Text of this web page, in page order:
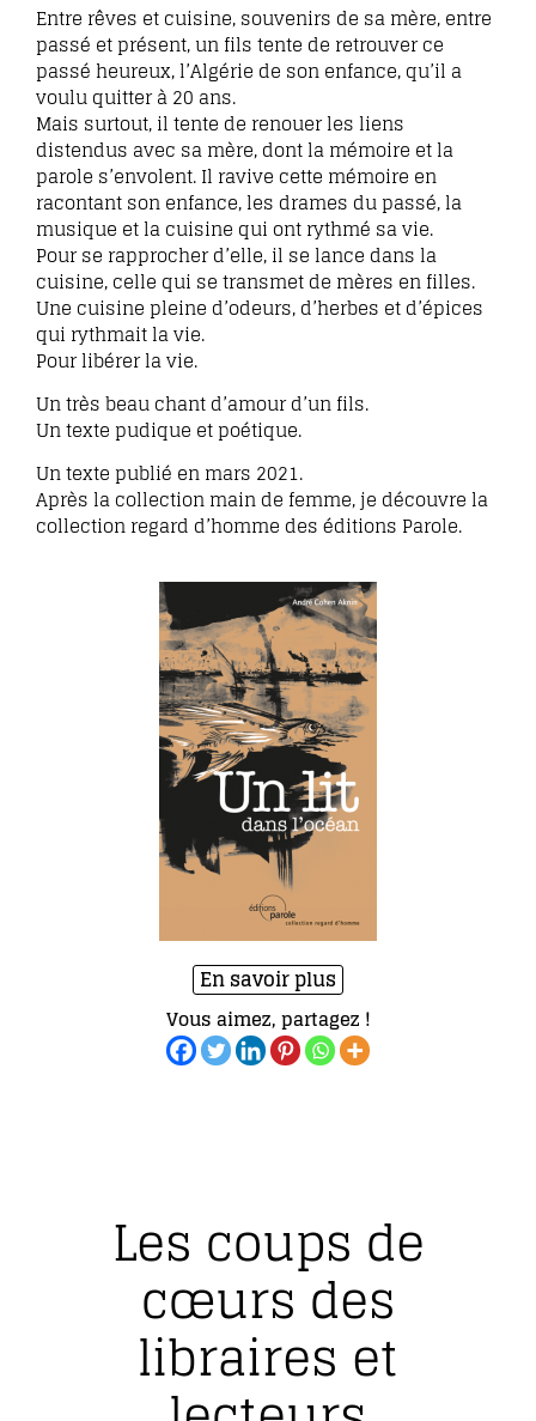
Entre rêves et cuisine, souvenirs de sa mère, entre
passé et présent, un fils tente de retrouver ce
passé heureux, l’Algérie de son enfance, qu’il a
voulu quitter à 20 ans.
Mais surtout, il tente de renouer les liens
distendus avec sa mère, dont la mémoire et la
parole s’envolent. Il ravive cette mémoire en
racontant son enfance, les drames du passé, la
musique et la cuisine qui ont rythmé sa vie.
Pour se rapprocher d’elle, il se lance dans la
cuisine, celle qui se transmet de mères en filles.
Une cuisine pleine d’odeurs, d’herbes et d’épices
qui rythmait la vie.
Pour libérer la vie.
Un très beau chant d’amour d’un fils.
Un texte pudique et poétique.
Un texte publié en mars 2021.
Après la collection main de femme, je découvre la
collection regard d’homme des éditions Parole.
En savoir plus
Vous aimez, partagez !
Les coups de
cœurs des
libraires et